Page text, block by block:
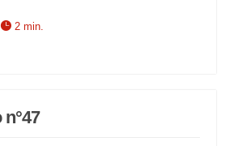
 2 min.